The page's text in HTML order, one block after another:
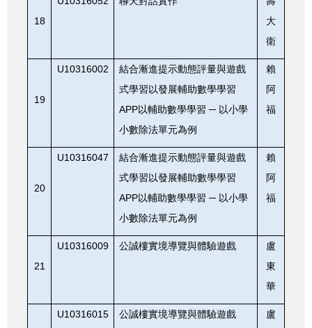
18
大
衛
19
U10316002
結合漸進提示動態評量與遊戲
式學習以發展輔助數學學習
APP以輔助數學學習 ─ 以小學
小數除法單元為例
賴
阿
福
20
U10316047
結合漸進提示動態評量與遊戲
式學習以發展輔助數學學習
APP以輔助數學學習 ─ 以小學
小數除法單元為例
賴
阿
福
21
U10316009 公誠樓實境導覽與體驗遊戲
盧
東
華
U10316015 公誠樓實境導覽與體驗遊戲
盧